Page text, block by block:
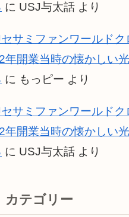
に USJ与太話 より
サミファンワールドク
年開業当時の懐かしい
に もっピー より
サミファンワールドク
年開業当時の懐かしい
に USJ与太話 より
カテゴリー